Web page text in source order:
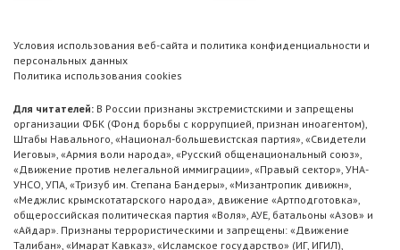
Условия использования веб-сайта и политика конфиденциальности и
персональных данных
Политика использования cookies
Для читателей: В России признаны экстремистскими и запрещены
организации ФБК (Фонд борьбы с коррупцией, признан иноагентом),
Штабы Навального, «Национал-большевистская партия», «Свидетели
Иеговы», «Армия воли народа», «Русский общенациональный союз»,
«Движение против нелегальной иммиграции», «Правый сектор», УНА-
УНСО, УПА, «Тризуб им. Степана Бандеры», «Мизантропик дивижн»,
«Меджлис крымскотатарского народа», движение «Артподготовка»,
общероссийская политическая партия «Воля», АУЕ, батальоны «Азов» и
«Айдар». Признаны террористическими и запрещены: «Движение
Талибан», «Имарат Кавказ», «Исламское государство» (ИГ, ИГИЛ),